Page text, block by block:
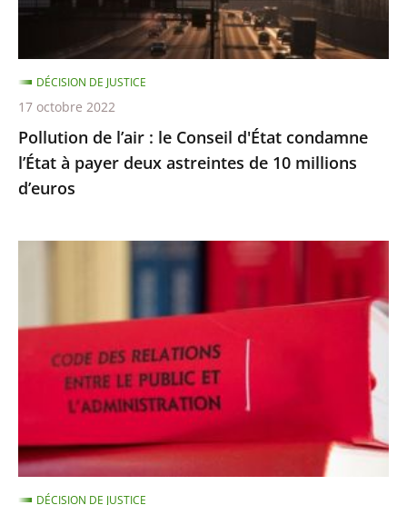
condamne
à
payer
deux
astreintes
de
10
d’euros
Pollution de l’air : le Conseil d'État condamne
l’État à payer deux astreintes de 10 millions
d’euros
DÉCISION DE JUSTICE
17 octobre 2022
d’une
fondation
d’entreprise
n’ayant
aucune
subvention
DÉCISION DE JUSTICE